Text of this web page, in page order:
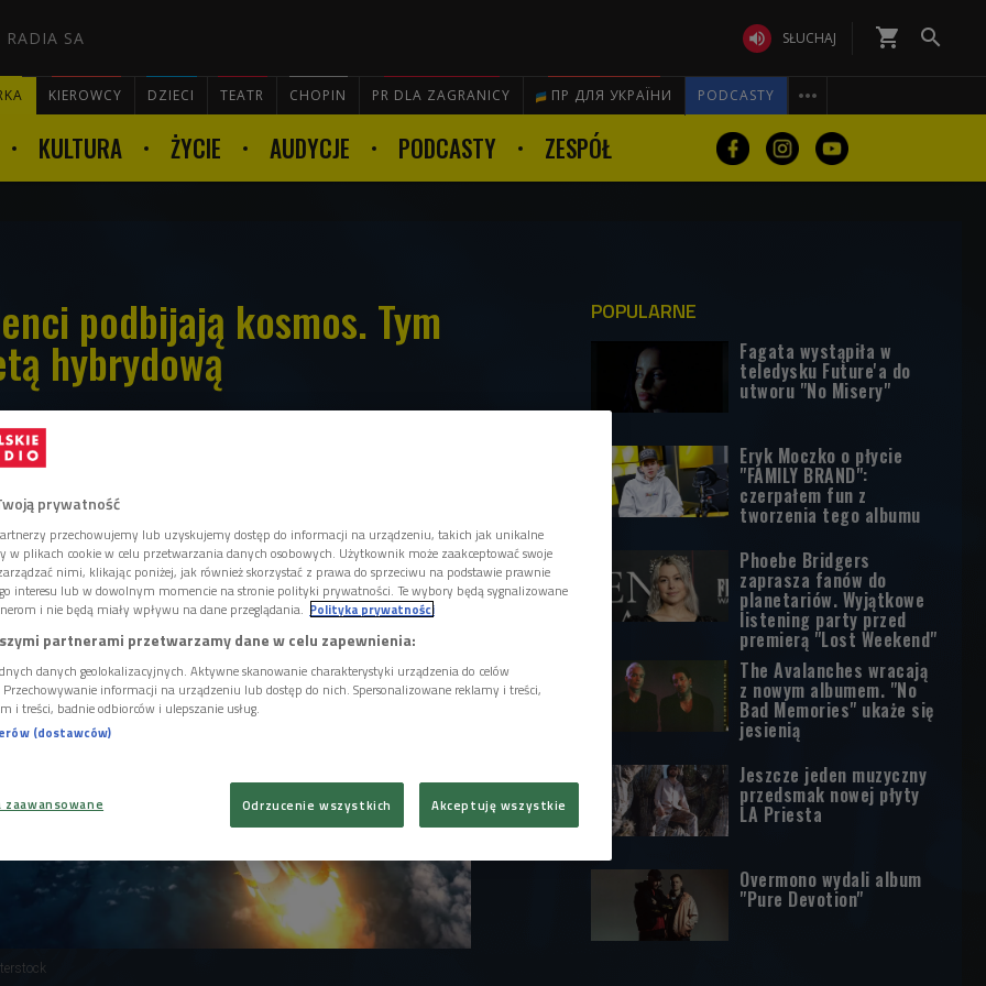
RADIA SA  SŁUCHAJ shopping_cart 
KIEROWCY DZIECI TEATR CHOPIN PR DLA ZAGRANICY ПР ДЛЯ УКРАЇНИ PODCASTY 

KULTURA ŻYCIE AUDYCJE PODCASTY ZESPÓŁ
podbijają kosmos. Tym
hybrydową
w światowej czołówce młodych
nagrody i wyróżnienia na
i jak deklarują - są gotowi na podbój
POPULARNE
Fagata wystąpiła w
teledysku Future'a do
utworu "No Misery"
Eryk Moczko o płycie
"FAMILY BRAND":
czerpałem fun z
tworzenia tego albumu
Phoebe Bridgers
zaprasza fanów do
planetariów. Wyjątkowe
listening party przed
premierą "Lost Weekend"
The Avalanches wracają
z nowym albumem. "No
Bad Memories" ukaże się
jesienią
Jeszcze jeden muzyczny
przedsmak nowej płyty
LA Priesta
Overmono wydali album
"Pure Devotion"
prywatność
przechowujemy lub uzyskujemy dostęp do informacji na urządzeniu, takich jak unikalne
w plikach cookie w celu przetwarzania danych osobowych. Użytkownik może zaakceptować swoje
nimi, klikając poniżej, jak również skorzystać z prawa do sprzeciwu na podstawie prawnie
interesu lub w dowolnym momencie na stronie polityki prywatności. Te wybory będą sygnalizowane
i nie będą miały wpływu na dane przeglądania. Polityka prywatności
partnerami przetwarzamy dane w celu zapewnienia:
danych geolokalizacyjnych. Aktywne skanowanie charakterystyki urządzenia do celów
informacji na urządzeniu lub dostęp do nich. Spersonalizowane reklamy i treści,
i treści, badnie odbiorców i ulepszanie usług.
(dostawców)
Odrzucenie wszystkich Akceptuję wszystkie